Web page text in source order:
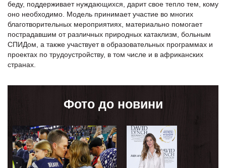
беду, поддерживает нуждающихся, дарит свое тепло тем, кому
оно необходимо. Модель принимает участие во многих
благотворительных мероприятиях, материально помогает
пострадавшим от различных природных катаклизм, больным
СПИДом, а также участвует в образовательных программах и
проектах по трудоустройству, в том числе и в африканских
странах.
Фото до новини